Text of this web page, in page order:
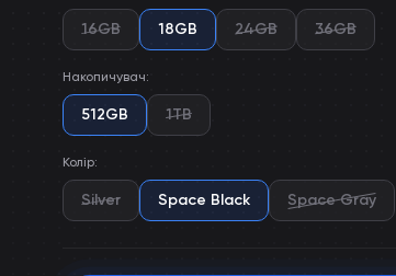
16GB 18GB 24GB 36GB
Накопичувач:
512GB 1TB
Колір:
Silver Space Black Space Gray